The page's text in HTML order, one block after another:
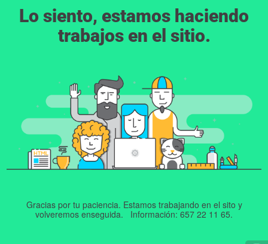
Lo siento, estamos haciendo
trabajos en el sitio.
Gracias por tu paciencia. Estamos trabajando en el sito y
volveremos enseguida. Información: 657 22 11 65.